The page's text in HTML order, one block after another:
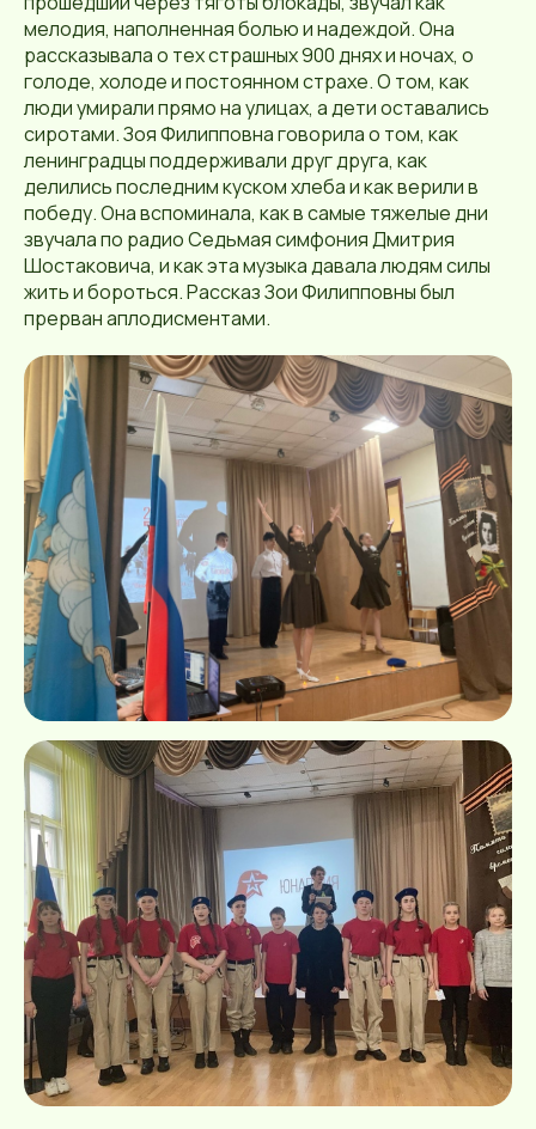
мелодия, наполненная болью и надеждой. Она
рассказывала о тех страшных 900 днях и ночах, о
голоде, холоде и постоянном страхе. О том, как
люди умирали прямо на улицах, а дети оставались
сиротами. Зоя Филипповна говорила о том, как
ленинградцы поддерживали друг друга, как
делились последним куском хлеба и как верили в
победу. Она вспоминала, как в самые тяжелые дни
звучала по радио Седьмая симфония Дмитрия
Шостаковича, и как эта музыка давала людям силы
жить и бороться. Рассказ Зои Филипповны был
прерван аплодисментами.